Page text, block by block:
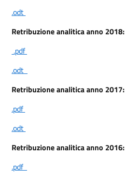
.odt
Retribuzione analitica anno 2018:
.pdf
.odt
Retribuzione analitica anno 2017:
.pdf
.odt
Retribuzione analitica anno 2016:
.pdf